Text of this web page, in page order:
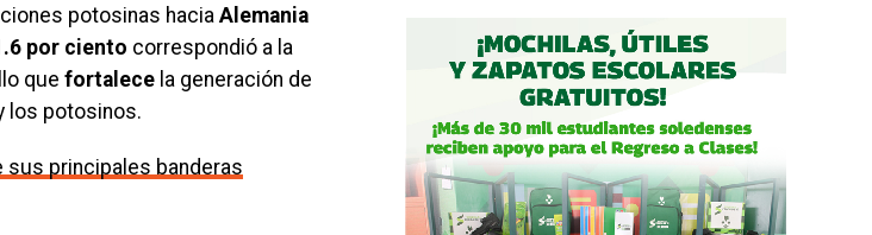
potosinas haciaAlemania
por ciento correspondió a la
que fortalece la generación de
los potosinos.
sus principales banderas